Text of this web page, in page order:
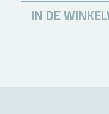
IN DE